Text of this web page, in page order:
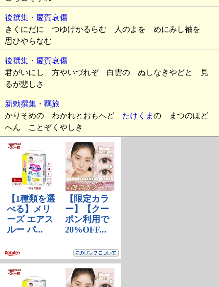
後撰集・慶賀哀傷
きくにだに つゆけかるらむ 人のよを めにみし袖を
思ひやらなむ
後撰集・慶賀哀傷
君がいにし 方やいづれぞ 白雲の ぬしなきやどと 見
るが悲しさ
新勅撰集・羈旅
かりそめの わかれとおもへど たけくま の まつのほど
へん ことぞくやしき